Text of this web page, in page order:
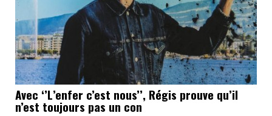
Avec ‘’L’enfer c’est nous’’, Régis prouve qu’il
n’est toujours pas un con